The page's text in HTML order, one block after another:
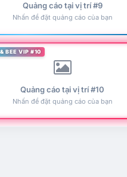
Quảng cáo tại vị trí #9
Nhấn để đặt quảng cáo của bạn
BEE VIP #10
Quảng cáo tại vị trí #10
Nhấn để đặt quảng cáo của bạn